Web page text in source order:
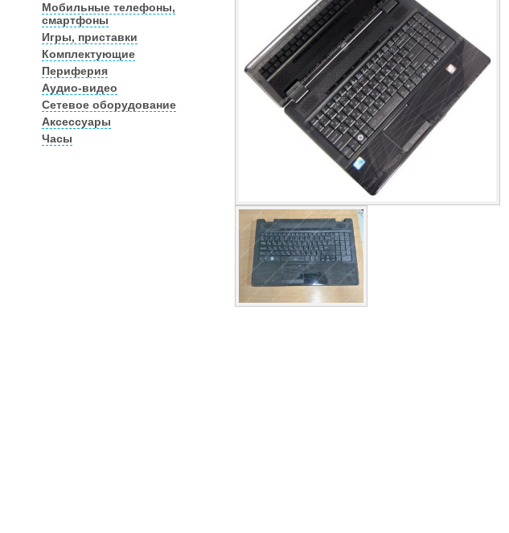
Мобильные телефоны,
смартфоны
Игры, приставки
Комплектующие
Периферия
Аудио-видео
Сетевое оборудование
Аксессуары
Часы